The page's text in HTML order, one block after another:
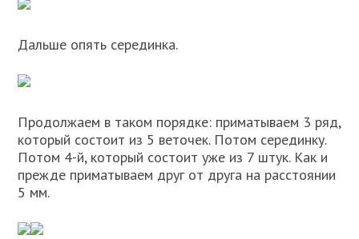
Дальше опять серединка.
Продолжаем в таком порядке: приматываем 3 ряд,
который состоит из 5 веточек. Потом серединку.
Потом 4-й, который состоит уже из 7 штук. Как и
прежде приматываем друг от друга на расстоянии
5 мм.